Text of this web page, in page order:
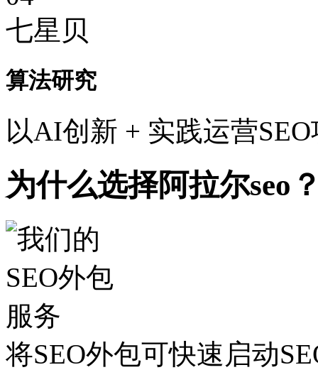
七星贝
算法研究
以AI创新 + 实践运营
为什么选择阿拉尔seo
将SEO外包可快速启动